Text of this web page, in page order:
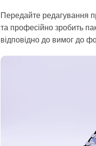
Передайте редагування
та професійно зробить
відповідно до вимог до